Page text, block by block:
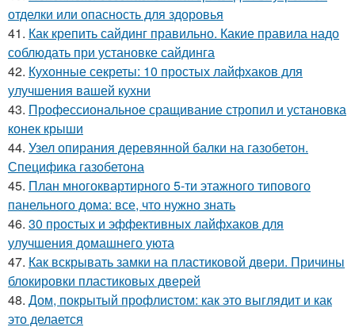
отделки или опасность для здоровья
41. Как крепить сайдинг правильно. Какие правила надо
соблюдать при установке сайдинга
42. Кухонные секреты: 10 простых лайфхаков для
улучшения вашей кухни
43. Профессиональное сращивание стропил и установка
конек крыши
44. Узел опирания деревянной балки на газобетон.
Специфика газобетона
45. План многоквартирного 5-ти этажного типового
панельного дома: все, что нужно знать
46. 30 простых и эффективных лайфхаков для
улучшения домашнего уюта
47. Как вскрывать замки на пластиковой двери. Причины
блокировки пластиковых дверей
48. Дом, покрытый профлистом: как это выглядит и как
это делается